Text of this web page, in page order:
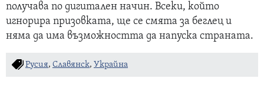
получава по дигитален начин. Всеки, който
игнорира призовката, ще се смята за беглец и
няма да има възможността да напуска страната.
Русия, Славянск, Украйна